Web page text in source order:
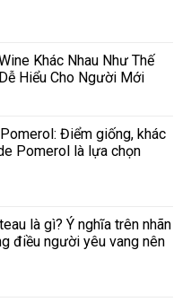
Khác Nhau Như Thế
Hiểu Cho Người Mới
Điểm giống, khác
Pomerol là lựa chọn
là gì? Ý nghĩa trên nhãn
điều người yêu vang nên